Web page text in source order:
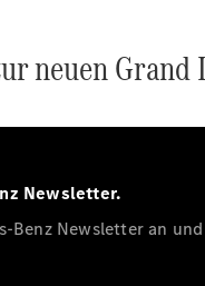
neuen
Newsletter.
Benz Newsletter an